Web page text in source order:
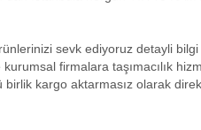
sevk ediyoruz detayli bilgi
kurumsal firmalara taşımacılık
birlik kargo aktarmasız olarak